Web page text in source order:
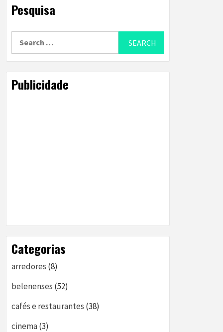
Pesquisa
Publicidade
Categorias
arredores (8)
belenenses (52)
cafés e restaurantes (38)
cinema(3)